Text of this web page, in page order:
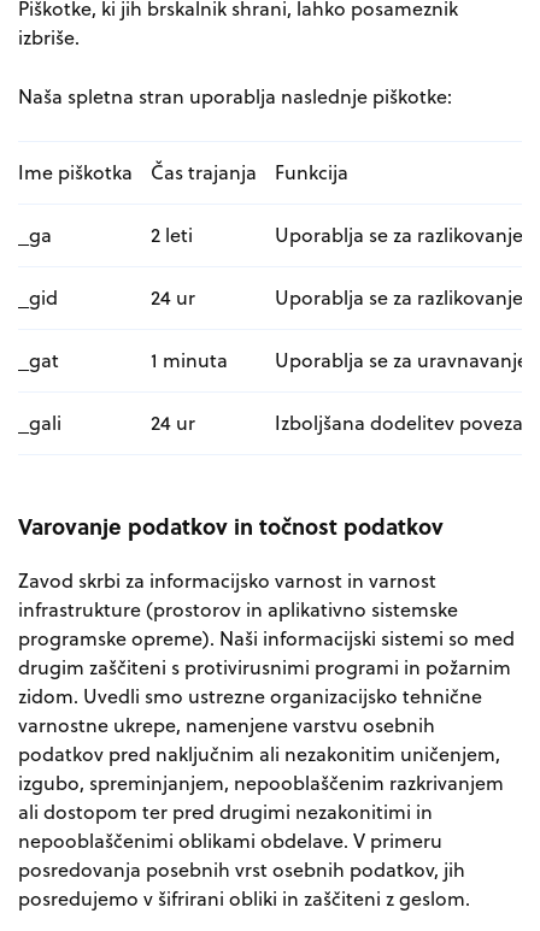
Piškotke, ki jih brskalnik shrani, lahko posameznik
izbriše.
Naša spletna stran uporablja naslednje piškotke:
Ime piškotka Čas trajanja Funkcija
_ga 2 leti Uporablja se za razlikovanje
_gid 24 ur Uporablja se za razlikovanje
_gat 1 minuta Uporablja se za
_gali 24 ur Izboljšana dodelitev povezav
Varovanje podatkov in točnost podatkov
Zavod skrbi za informacijsko varnost in varnost
infrastrukture (prostorov in aplikativno sistemske
programske opreme). Naši informacijski sistemi so med
drugim zaščiteni s protivirusnimi programi in požarnim
zidom. Uvedli smo ustrezne organizacijsko tehnične
varnostne ukrepe, namenjene varstvu osebnih
podatkov pred naključnim ali nezakonitim uničenjem,
izgubo, spreminjanjem, nepooblaščenim razkrivanjem
ali dostopom ter pred drugimi nezakonitimi in
nepooblaščenimi oblikami obdelave. V primeru
posredovanja posebnih vrst osebnih podatkov, jih
posredujemo v šifrirani obliki in zaščiteni z geslom.